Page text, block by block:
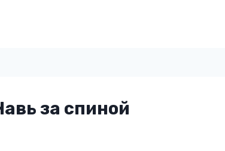
за спиной